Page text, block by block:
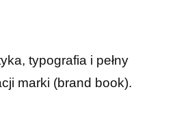
typografia i pełny
marki (brand book).